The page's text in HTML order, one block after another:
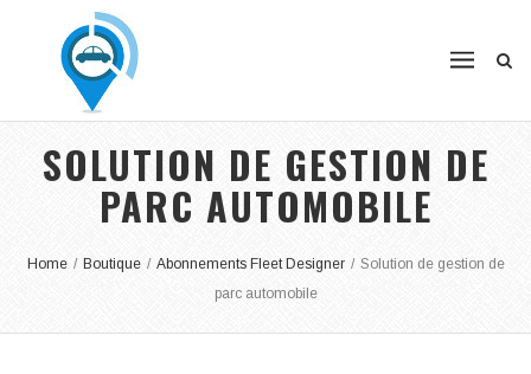
SOLUTION DE GESTION DE
PARC AUTOMOBILE
Home / Boutique / Abonnements Fleet Designer / Solution de gestion de
parc automobile